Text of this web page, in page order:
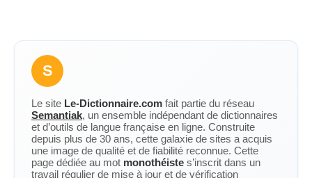
S
Le site Le-Dictionnaire.com fait partie du réseau
Semantiak, un ensemble indépendant de dictionnaires
et d’outils de langue française en ligne. Construite
depuis plus de 30 ans, cette galaxie de sites a acquis
une image de qualité et de fiabilité reconnue. Cette
page dédiée au mot monothéiste s’inscrit dans un
travail régulier de mise à jour et de vérification